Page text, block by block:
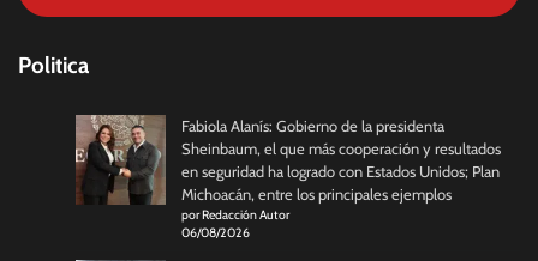
Politica
Fabiola Alanís: Gobierno de la presidenta
Sheinbaum, el que más cooperación y resultados
en seguridad ha logrado con Estados Unidos; Plan
Michoacán, entre los principales ejemplos
por Redacción Autor
06/08/2026